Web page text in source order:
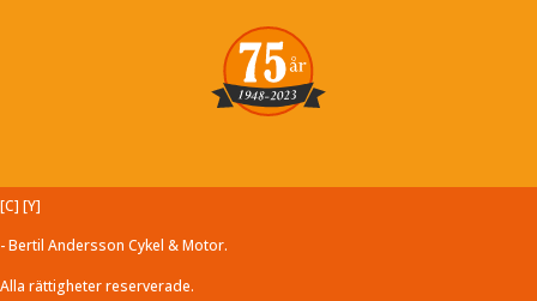
[C] [Y]
- Bertil Andersson Cykel & Motor.
Alla rättigheter reserverade.